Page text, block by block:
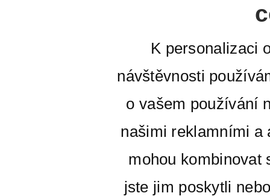
K personalizaci
návštěvnosti
o vašem používání
našimi reklamními a
mohou kombinovat
jste jim poskytli